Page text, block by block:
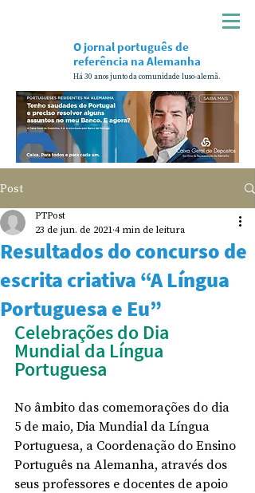
Há 30 anos junto da comunidade luso-alemã.
O jornal português de
referência na Alemanha
Post
Resultados do concurso de
escrita criativa “A Língua
Portuguesa e Eu”
PTPost
23 de jun. de 20214 min de leitura
Celebrações do Dia
Mundial da Língua
Portuguesa
No âmbito das comemorações do dia
5 de maio, Dia Mundial da Língua
Portuguesa, a Coordenação do Ensino
Português na Alemanha, através dos
seus professores e docentes de apoio